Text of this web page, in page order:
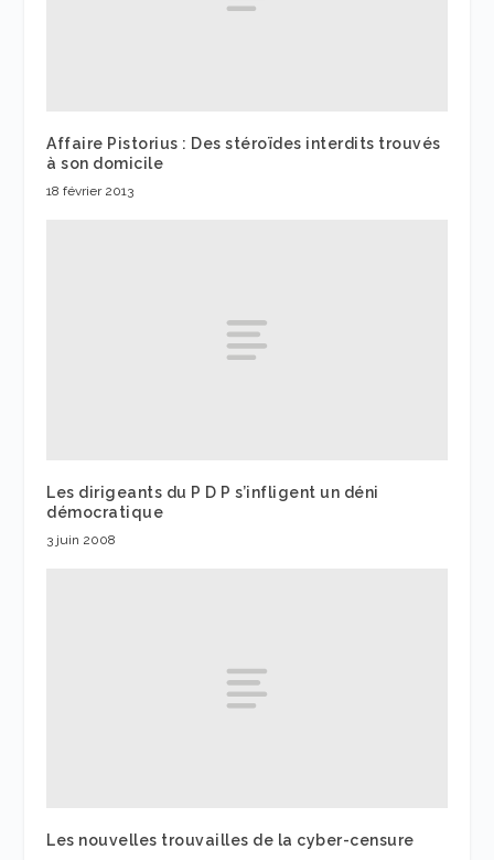
Affaire Pistorius : Des stéroïdes interdits trouvés
à son domicile
18 février 2013
Les dirigeants du P D P s’infligent un déni
démocratique
3 juin 2008
Les nouvelles trouvailles de la cyber-censure